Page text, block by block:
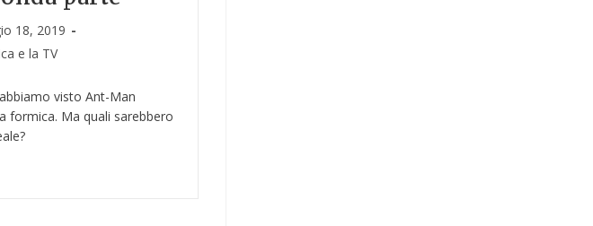
18, 2019
e la TV
visto Ant-Man
formica. Ma quali sarebbero